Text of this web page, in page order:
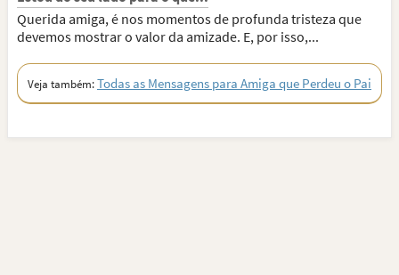
Querida amiga, é nos momentos de profunda tristeza que
devemos mostrar o valor da amizade. E, por isso,...
Veja também:Todas as Mensagens para Amiga que Perdeu o Pai